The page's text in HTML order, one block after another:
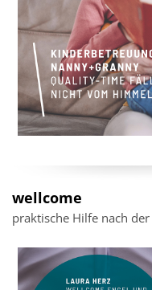
wellcome
praktische Hilfe nach